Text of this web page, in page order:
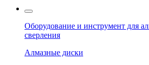
Оборудование и инструмент для
сверления
Алмазные диски